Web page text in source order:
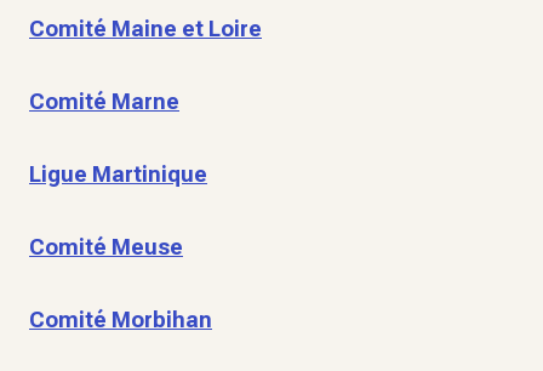
Comité Maine et Loire
Comité Marne
Ligue Martinique
Comité Meuse
Comité Morbihan